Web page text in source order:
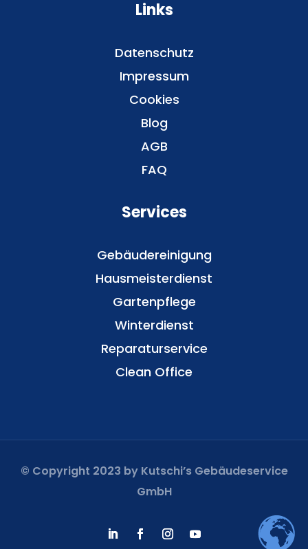
Links
Datenschutz
Impressum
Cookies
Blog
AGB
FAQ
Services
Gebäudereinigung
Hausmeisterdienst
Gartenpflege
Winterdienst
Reparaturservice
Clean Office
© Copyright 2023 by Kutschi’s Gebäudeservice
GmbH